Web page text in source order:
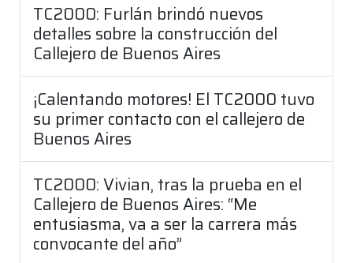
TC2000: Furlán brindó nuevos
detalles sobre la construcción del
Callejero de Buenos Aires
¡Calentando motores! El TC2000 tuvo
su primer contacto con el callejero de
Buenos Aires
TC2000: Vivian, tras la prueba en el
Callejero de Buenos Aires: “Me
entusiasma, va a ser la carrera más
convocante del año”